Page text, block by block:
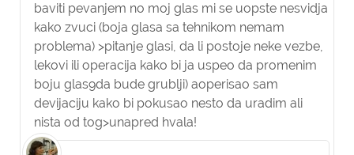
baviti pevanjem no moj glas mi se uopste nesvidja
kako zvuci (boja glasa sa tehnikom nemam
problema) >pitanje glasi, da li postoje neke vezbe,
lekovi ili operacija kako bi ja uspeo da promenim
boju glas9da bude grublji) aoperisao sam
devijaciju kako bi pokusao nesto da uradim ali
nista od tog>unapred hvala!